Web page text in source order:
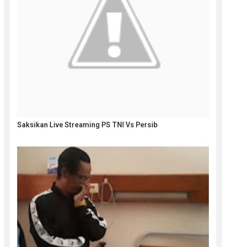
Saksikan Live Streaming PS TNI Vs Persib